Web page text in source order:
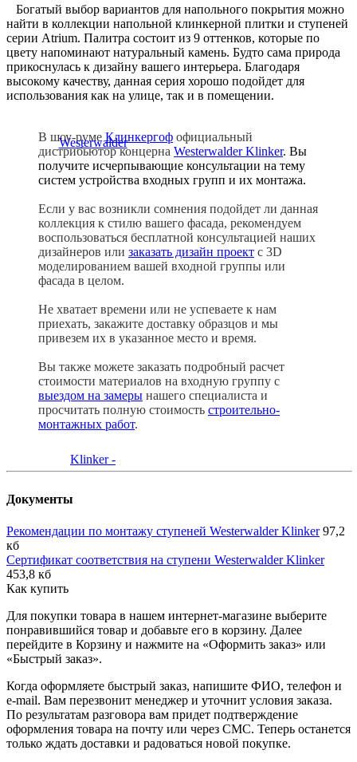
Богатый выбор вариантов для напольного покрытия можно
найти в коллекции напольной клинкерной плитки и ступеней
серии Atrium. Палитра состоит из 9 оттенков, которые по
цвету напоминают натуральный камень. Будто сама природа
прикоснулась к дизайну вашего интерьера. Благодаря
высокому качеству, данная серия хорошо подойдет для
использования как на улице, так и в помещении.
В шоу-руме Клинкергоф официальный
дистрибьютор концерна Westerwalder Klinker. Вы
получите исчерпывающие консультации на тему
систем устройства входных групп и их монтажа.
Если у вас возникли сомнения подойдет ли данная
коллекция к стилю вашего фасада, рекомендуем
воспользоваться бесплатной консультацией наших
дизайнеров или заказать дизайн проект с 3D
моделированием вашей входной группы или
фасада в целом.
Не хватает времени или не успеваете к нам
приехать, закажите доставку образцов и мы
привезем их в указанное место и время.
Вы также можете заказать подробный расчет
стоимости материалов на входную группу с
выездом на замеры нашего специалиста и
просчитать полную стоимость строительно-
монтажных работ.
Документы
Рекомендации по монтажу ступеней Westerwalder Klinker 97,2
кб
Сертификат соответствия на ступени Westerwalder Klinker
453,8 кб
Как купить
Для покупки товара в нашем интернет-магазине выберите
понравившийся товар и добавьте его в корзину. Далее
перейдите в Корзину и нажмите на «Оформить заказ» или
«Быстрый заказ».
Когда оформляете быстрый заказ, напишите ФИО, телефон и
e-mail. Вам перезвонит менеджер и уточнит условия заказа.
По результатам разговора вам придет подтверждение
оформления товара на почту или через СМС. Теперь останется
только ждать доставки и радоваться новой покупке.